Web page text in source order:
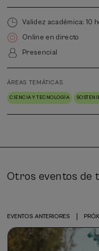
Validez académica: 10
Online en directo
Presencial
ÁREAS TEMÁTICAS
CIENCIA Y TECNOLOGÍA
Otros eventos de
EVENTOS ANTERIORES